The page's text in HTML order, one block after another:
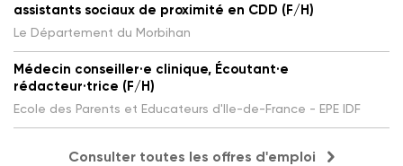
assistants sociaux de proximité en CDD (F/H)
Le Département du Morbihan
Médecin conseiller·e clinique, Écoutant·e
rédacteur·trice (F/H)
Ecole des Parents et Educateurs d'Ile-de-France - EPE IDF
Consulter toutes les offres d'emploi